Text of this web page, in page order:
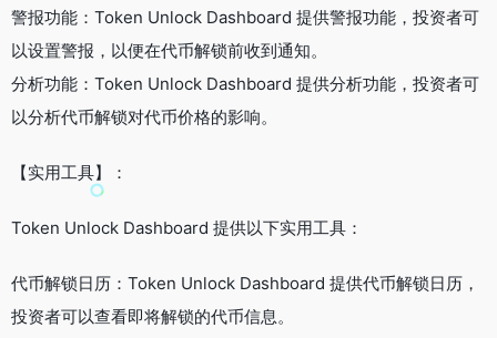
警报功能：Token Unlock Dashboard 提供警报功能，投资者可
以设置警报，以便在代币解锁前收到通知。
分析功能：Token Unlock Dashboard 提供分析功能，投资者可
以分析代币解锁对代币价格的影响。
【实用工具】：
Token Unlock Dashboard 提供以下实用工具：
代币解锁日历：Token Unlock Dashboard 提供代币解锁日历，
投资者可以查看即将解锁的代币信息。